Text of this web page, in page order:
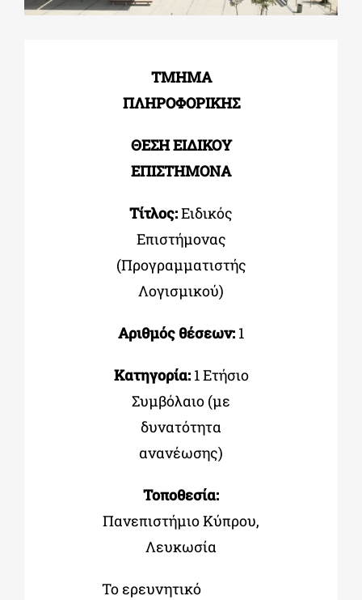
ΕΚΠΑΙΔΕΥΤΙΚΑ ΙΔΡΥΜΑΤΑ
ΤΜΗΜΑ
ΠΛΗΡΟΦΟΡΙΚΗΣ
ΘΕΣΗ ΕΙΔΙΚΟΥ
ΕΠΙΣΤΗΜΟΝΑ
Τίτλος:Ειδικός
Επιστήμονας
(Προγραμματιστής
Λογισμικού)
Αριθμός θέσεων: 1
Κατηγορία: 1 Ετήσιο
Συμβόλαιο (με
δυνατότητα
ανανέωσης)
Τοποθεσία:
Πανεπιστήμιο Κύπρου,
Λευκωσία
Το ερευνητικό